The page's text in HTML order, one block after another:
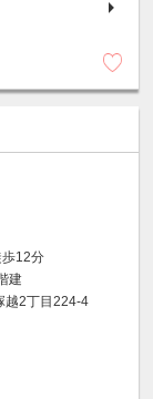
歩12分
建
越2丁目224-4